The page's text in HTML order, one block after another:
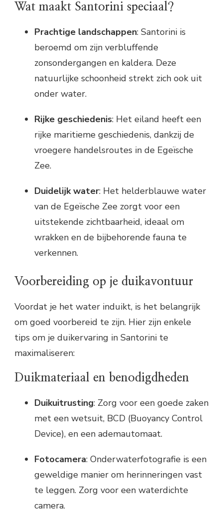
Wat maakt Santorini speciaal?
Prachtige landschappen: Santorini is
beroemd om zijn verbluffende
zonsondergangen en kaldera. Deze
natuurlijke schoonheid strekt zich ook uit
onder water.
Rijke geschiedenis: Het eiland heeft een
rijke maritieme geschiedenis, dankzij de
vroegere handelsroutes in de Egeïsche
Zee.
Duidelijk water: Het helderblauwe water
van de Egeïsche Zee zorgt voor een
uitstekende zichtbaarheid, ideaal om
wrakken en de bijbehorende fauna te
verkennen.
Voorbereiding op je duikavontuur
Voordat je het water induikt, is het belangrijk
om goed voorbereid te zijn. Hier zijn enkele
tips om je duikervaring in Santorini te
maximaliseren:
Duikmateriaal en benodigdheden
Duikuitrusting: Zorg voor een goede zaken
met een wetsuit, BCD (Buoyancy Control
Device), en een ademautomaat.
Fotocamera: Onderwaterfotografie is een
geweldige manier om herinneringen vast
te leggen. Zorg voor een waterdichte
camera.